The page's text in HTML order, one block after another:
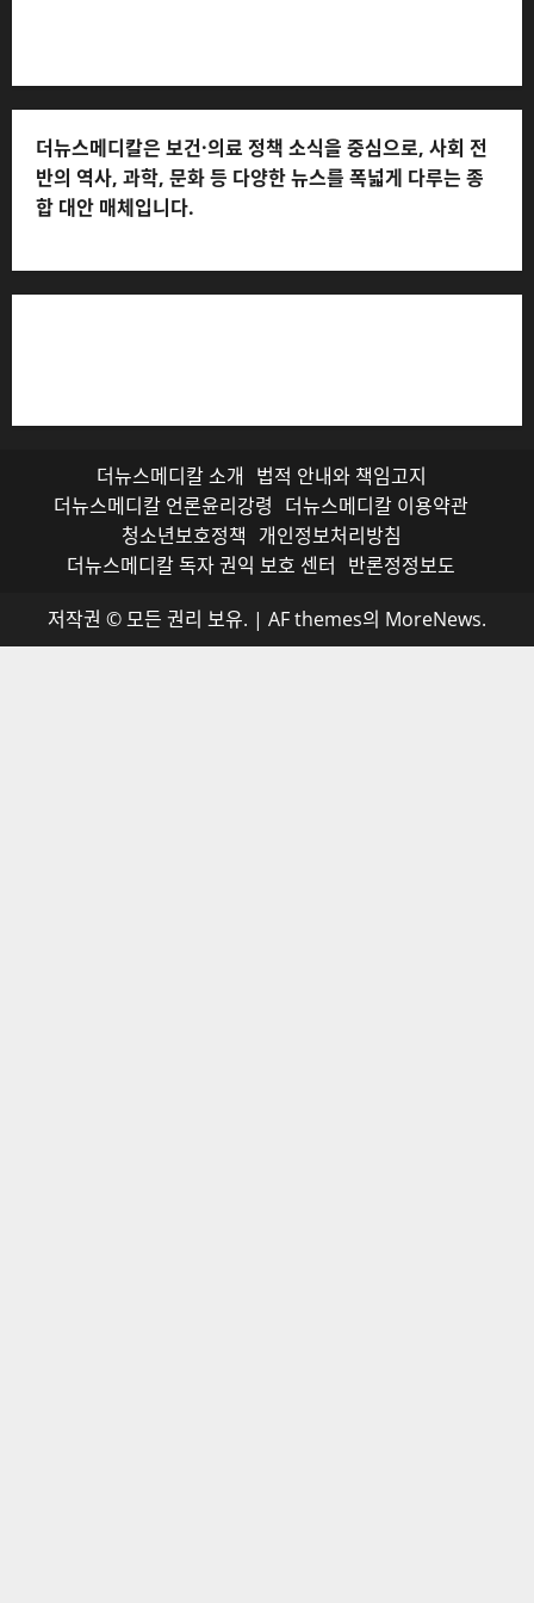
더뉴스메디칼은 보건·의료 정책 소식을 중심으로, 사회 전
반의 역사, 과학, 문화 등 다양한 뉴스를 폭넓게 다루는 종
합 대안 매체입니다.
더뉴스메디칼 소개 법적 안내와 책임고지
더뉴스메디칼 언론윤리강령 더뉴스메디칼 이용약관
청소년보호정책 개인정보처리방침
더뉴스메디칼 독자 권익 보호 센터 반론정정보도
저작권 © 모든 권리 보유. | AF themes의 MoreNews.